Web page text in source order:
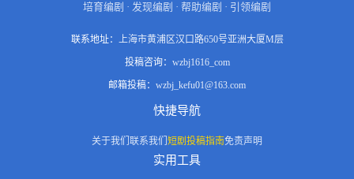
培育编剧 · 发现编剧 · 帮助编剧 · 引领编剧
联系地址： 上海市黄浦区汉口路650号亚洲大厦M层
投稿咨询： wzbj1616_com
邮箱投稿： wzbj_kefu01@163.com
快捷导航
关于我们 联系我们 短剧投稿指南免责声明
实用工具